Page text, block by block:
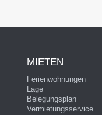
MIETEN
Ferienwohnungen
Lage
Belegungsplan
Vermietungsservice